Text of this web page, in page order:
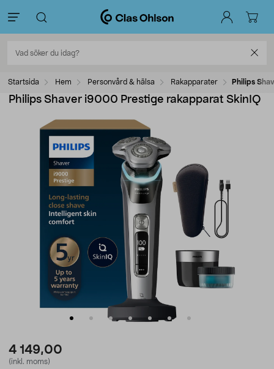
Startsida Hem Personvård & hälsa Rakapparater Philips
Philips Shaver i9000 Prestige rakapparat SkinIQ
4 149,00
(inkl. moms)